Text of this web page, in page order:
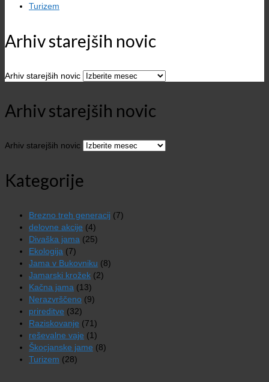
Turizem
Arhiv starejših novic
Arhiv starejših novic
Arhiv starejših novic
Arhiv starejših novic
Kategorije
Brezno treh generacij (7)
delovne akcije (4)
Divaška jama (25)
Ekologija (7)
Jama v Bukovniku (8)
Jamarski krožek (2)
Kačna jama (13)
Nerazvrščeno (9)
prireditve (32)
Raziskovanje (71)
reševalne vaje (1)
Škocjanske jame (8)
Turizem (28)